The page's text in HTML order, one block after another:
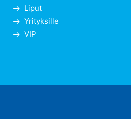
Liput
Yrityksille
VIP